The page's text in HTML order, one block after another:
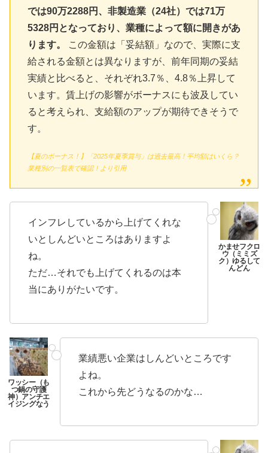
では90万2288円、非製造業（24社）では71万
5328円となっており、業種によって額に開きがあ
ります。
この金額は「妥結額」なので、実際に支
給される金額とは異なりますが、前年同期の妥結
実績と比べると、それぞれ3.7％、4.8％上昇して
います。賃上げの影響がボーナスにも波及してい
ると考えられ、支給額のアップが期待できそうで
す。
【夏のボーナス！】「2025年夏季賞与」は過去最高！平均額はいくら？
業種別の一覧表で確認！より引用
インフレしているから上げてくれな
いとしんどいところはありますよ
ね。
ただ…それでも上げてくれるのは本
当にありがたいです。
業績悪い企業はしんどいところです
よね。
これから先どうなるのかな…